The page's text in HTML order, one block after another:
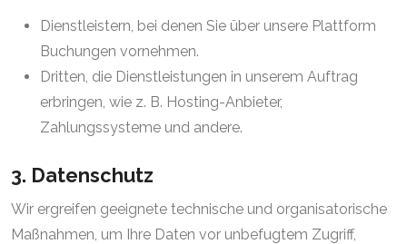
Dienstleistern, bei denen Sie über unsere Plattform
Buchungen vornehmen.
Dritten, die Dienstleistungen in unserem Auftrag
erbringen, wie z. B. Hosting-Anbieter,
Zahlungssysteme und andere.
3. Datenschutz
Wir ergreifen geeignete technische und organisatorische
Maßnahmen, um Ihre Daten vor unbefugtem Zugriff,